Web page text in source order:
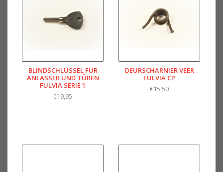
BLINDSCHLÜSSEL FÜR
ANLASSER UND TÜREN
FULVIA SERIE 1
€19,95
DEURSCHARNIER VEER
FULVIA CP
€15,50